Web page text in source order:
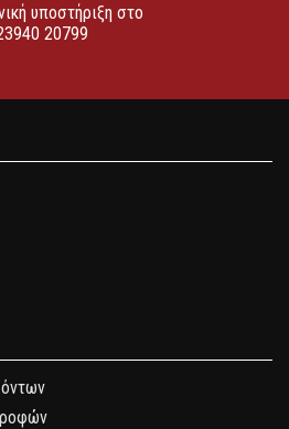
υποστήριξη στο
20799